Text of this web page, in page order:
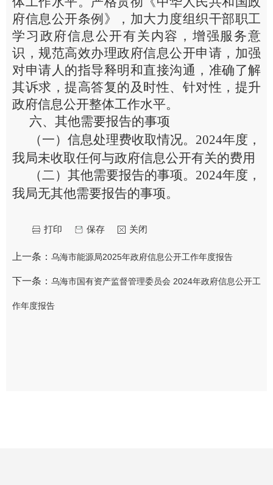
府信息公开条例》，加大力度组织干部职工
学习政府信息公开有关内容，增强服务意
识，规范高效办理政府信息公开申请，加强
对申请人的指导释明和直接沟通，准确了解
其诉求，提高答复的及时性、针对性，提升
政府信息公开整体工作水平。
六、其他需要报告的事项
（一）信息处理费收取情况。 2024年度 ，
我局未收取任何与政府信息公开有关的费用
（二）其他需要报告的事项。 2024年度，
我局无其他需要报告的事项。
关闭
保存
打印
上一条： 乌海市能源局2025年政府信息公开工作年度报告
下一条： 乌海市国有资产监督管理委员会 2024年政府信息公开工
作年度报告